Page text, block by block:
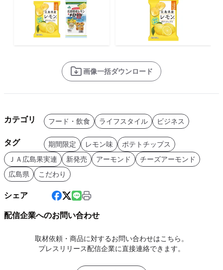
画像一括ダウンロード
カテゴリ フード・飲食 ライフスタイル ビジネス
タグ 期間限定 レモン味
ポテトチップス
ＪＡ広島果実連
新発売 アーモンド
チーズアーモンド
広島県
こだわり
シェア
配信企業へのお問い合わせ
取材依頼・商品に対するお問い合わせはこちら。
プレスリリース配信企業に直接連絡できます。